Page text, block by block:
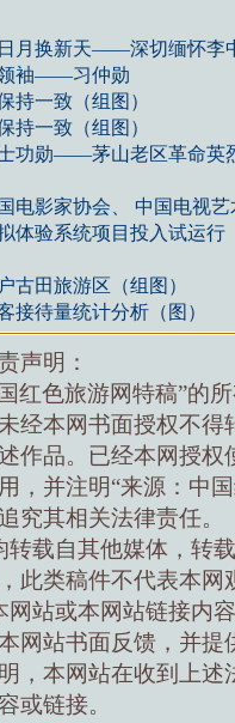
月换新天——深切缅怀李
领袖——习仲勋
持一致（组图）
持一致（组图）
功勋——茅山老区革命英
电影家协会、 中国电视
体验系统项目投入试运行
古田旅游区（组图）
接待量统计分析（图）
声明：
红色旅游网特稿”的
经本网书面授权不得
作品。已经本网授权
，并注明“来源：中
究其相关法律责任。
转载自其他媒体，转
此类稿件不代表本网
网站或本网站链接内
网站书面反馈，并提
，本网站在收到上述
或链接。